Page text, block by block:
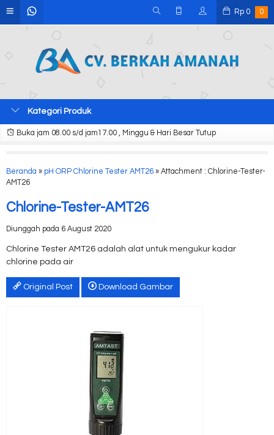
Rp 0 0
Kategori Produk
Buka jam 08.00 s/d jam17.00 , Minggu & Hari Besar Tutup
Beranda » pH ORP Chlorine Tester AMT26 » Attachment : Chlorine-Tester-
AMT26
Chlorine-Tester-AMT26
Diunggah pada 6 August 2020
Chlorine Tester AMT26 adalah alat untuk mengukur kadar
chlorine pada air
Original Post Download Gambar